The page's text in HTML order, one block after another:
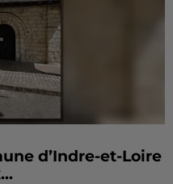
d’Indre-et-Loire